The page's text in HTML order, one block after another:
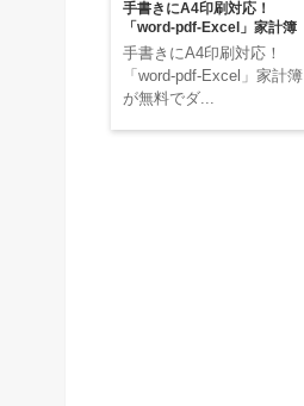
手書きにA4印刷対応！
「word-pdf-Excel」家計簿
手書きにA4印刷対応！
「word-pdf-Excel」家計簿
が無料でダ...